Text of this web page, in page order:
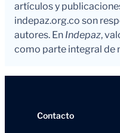
artículos y
indepaz.org.co son
autores. En Indepaz,
como parte integral de
Contacto